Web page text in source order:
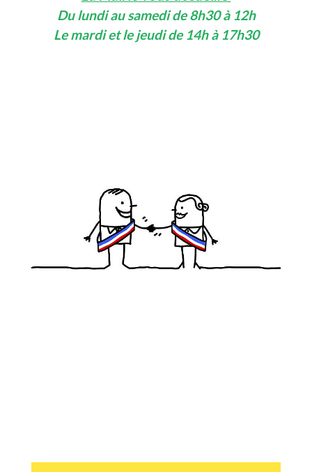
Du lundi au samedi de 8h30 à 12h
Le mardi et le jeudi de 14h à 17h30